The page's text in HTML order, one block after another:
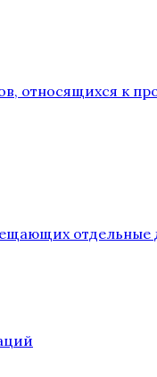
относящихся к